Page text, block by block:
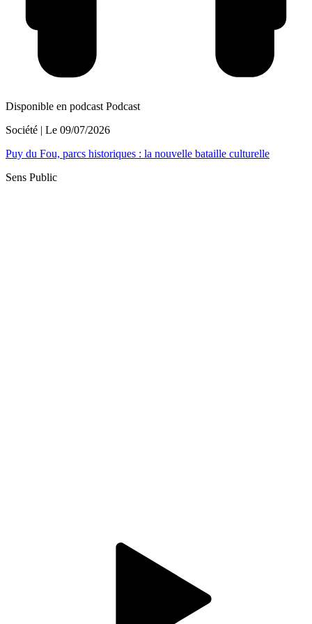
Disponible en podcast Podcast
Société | Le 09/07/2026
Puy du Fou, parcs historiques : la nouvelle bataille culturelle
Sens Public